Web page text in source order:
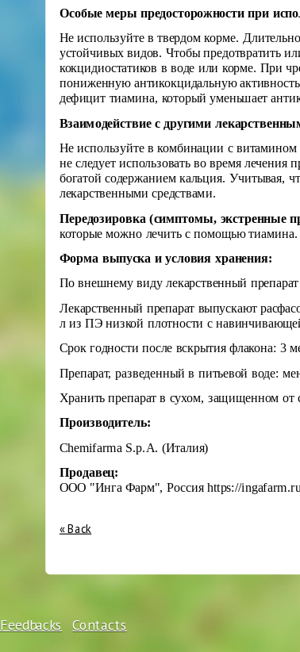
Особые меры предосторожности при
Не используйте в твердом корме.
устойчивых видов. Чтобы предотвратить
кокцидиостатиков в воде или корме. При
пониженную антикокцидальную
дефицит тиамина, который уменьшает
Взаимодействие с другими
Не используйте в комбинации с
не следует использовать во время
богатой содержанием кальция. Учитывая,
лекарственными средствами.
Передозировка (симптомы, экстренные
которые можно лечить с помощью тиамина.
Форма выпуска и условия хранения:
По внешнему виду лекарственный препарат
Лекарственный препарат выпускают
л из ПЭ низкой плотности с
Срок годности после вскрытия флакона: 3
Препарат, разведенный в питьевой воде:
Хранить препарат в сухом, защищенном от
Производитель:
Chemifarma S.p.A. (Италия)
Продавец:
ООО "Инга Фарм", Россия https://
« Back
Feedbacks Contacts